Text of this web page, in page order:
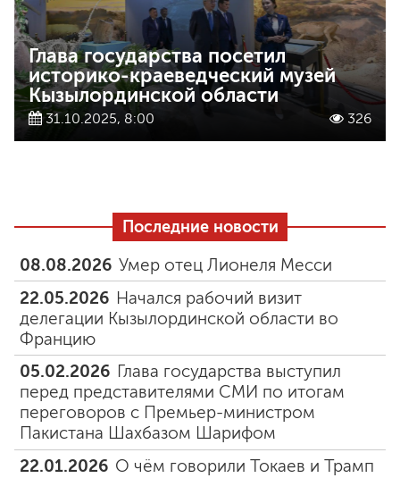
Глава государства посетил
историко-краеведческий музей
Кызылординской области
31.10.2025, 8:00 326
Последние новости
08.08.2026 Умер отец Лионеля Месси
22.05.2026 Начался рабочий визит
делегации Кызылординской области во
Францию
05.02.2026 Глава государства выступил
перед представителями СМИ по итогам
переговоров с Премьер-министром
Пакистана Шахбазом Шарифом
22.01.2026 О чём говорили Токаев и Трамп